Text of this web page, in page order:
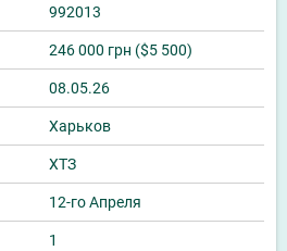
992013
246 000 грн ($5 500)
08.05.26
Харьков
ХТЗ
12-го Апреля
1